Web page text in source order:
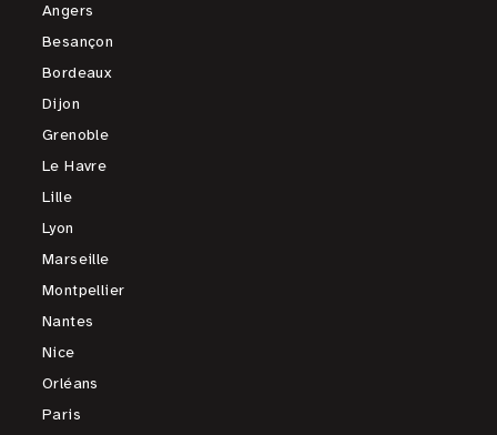
Angers
Besançon
Bordeaux
Dijon
Grenoble
Le Havre
Lille
Lyon
Marseille
Montpellier
Nantes
Nice
Orléans
Paris